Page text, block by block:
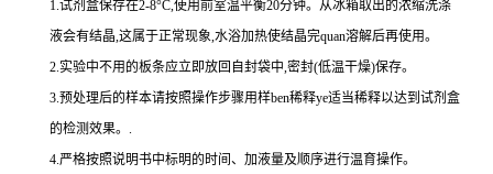
1.试剂盒保存在2-8°C,使用前室温平衡20分钟。从冰箱取出的浓缩洗涤
液会有结晶,这属于正常现象,水浴加热使结晶完quan溶解后再使用。
2.实验中不用的板条应立即放回自封袋中,密封(低温干燥)保存。
3.预处理后的样本请按照操作步骤用样ben稀释ye适当稀释以达到试剂盒
的检测效果。 .
4.严格按照说明书中标明的时间、加液量及顺序进行温育操作。